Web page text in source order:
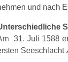
und nach
31. Juli 1588
Seeschlacht